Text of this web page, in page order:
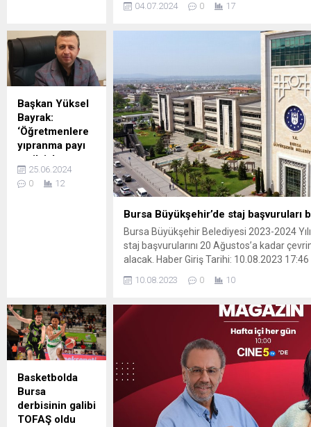
Kavşağı’nın alt
geçidinden sonra
üst kısmında da
trafik akışı
başladı. Bütün
etaplarıyla
tamamlanarak
hizmet vermeye
başlayan köprülü
kavşakta
incelemeler
gerçekleştiren
çalışmalardan
birisinin daha
sonuna...
vatandaşların geçim sıkıntılarını
04.07.2024 0 17
Başkan Yüksel
Bayrak:
‘Öğretmenlere
yıpranma payı
verilsin’
MANİSA (İGFA) –
Anadolu Eğitim
hayata
hazırlanmasında
ve toplumun
gelişmesinde
önemli bir rol
üstlenmektedir.
Ağır çalışma
koşulları, meslek
hastalıkları başta
25.06.2024
0
12
Bursa Büyükşehir’de staj başvuruları
Bursa Büyükşehir Belediyesi 2023-2024
staj başvurularını 20 Ağustos’a kadar
alacak. Haber Giriş Tarihi: 10.08.2023
Belediyesi “2023-2024 Yılı Zorunlu Dönem
belediye.bursa.bel.tr/online/Basvurular/
adresi üzerinden online olarak
10.08.2023 0 10
Basketbolda
Bursa
derbisinin galibi
TOFAŞ oldu